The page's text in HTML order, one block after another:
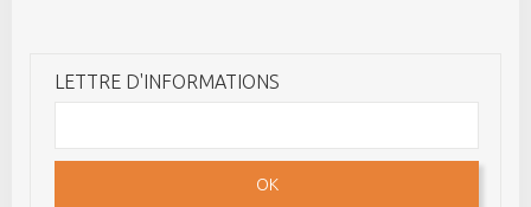
LETTRE D'INFORMATIONS
OK